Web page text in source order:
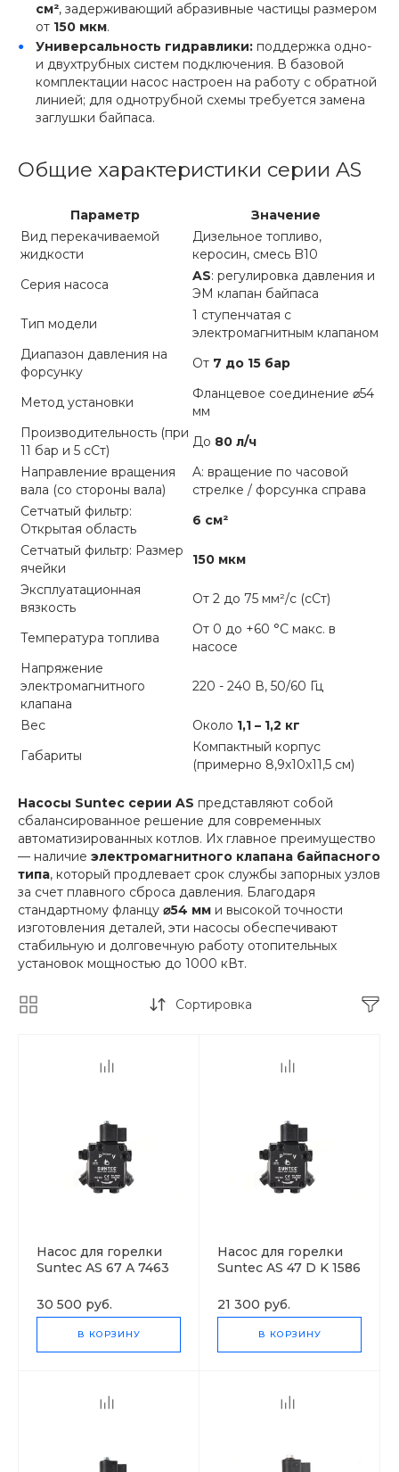
см², задерживающий абразивные частицы размером
от 150 мкм.
Универсальность гидравлики: поддержка одно-
и двухтрубных систем подключения. В базовой
комплектации насос настроен на работу с обратной
линией; для однотрубной схемы требуется замена
заглушки байпаса.
Общие характеристики серии AS
Параметр
Значение
Вид перекачиваемой
жидкости
Дизельное топливо,
керосин, смесь B10
Серия насоса
AS: регулировка давления и
ЭМ клапан байпаса
Тип модели
1 ступенчатая с
электромагнитным клапаном
Диапазон давления на
форсунку
От 7 до 15 бар
Метод установки
Фланцевое соединение ⌀54
мм
Производительность (при
11 бар и 5 сСт)
До 80 л/ч
Направление вращения
вала (со стороны вала)
A: вращение по часовой
стрелке / форсунка справа
Сетчатый фильтр:
Открытая область
6 см²
Сетчатый фильтр: Размер
ячейки
150 мкм
Эксплуатационная
вязкость
От 2 до 75 мм²/с (сСт)
Температура топлива
От 0 до +60 °C макс. в
насосе
Напряжение
электромагнитного
клапана
220 - 240 В, 50/60 Гц
Вес Около 1,1 – 1,2 кг
Габариты
Компактный корпус
(примерно 8,9x10x11,5 см)
Насосы Suntec серии AS представляют собой
сбалансированное решение для современных
автоматизированных котлов. Их главное преимущество
— наличие электромагнитного клапана байпасного
типа, который продлевает срок службы запорных узлов
за счет плавного сброса давления. Благодаря
стандартному фланцу ⌀54 мм и высокой точности
изготовления деталей, эти насосы обеспечивают
стабильную и долговечную работу отопительных
установок мощностью до 1000 кВт.
Сортировка
Насос для горелки
Suntec AS 67 A 7463
30 500 руб.
В КОРЗИНУ
Насос для горелки
Suntec AS 47 D K 1586
21 300 руб.
В КОРЗИНУ